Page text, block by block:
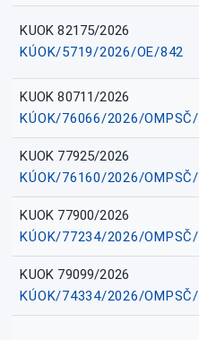
KUOK 82175/2026
KÚOK/5719/2026/OE/842
KUOK 80711/2026
KÚOK/76066/2026/
KUOK 77925/2026
KÚOK/76160/2026/
KUOK 77900/2026
KÚOK/77234/2026/
KUOK 79099/2026
KÚOK/74334/2026/